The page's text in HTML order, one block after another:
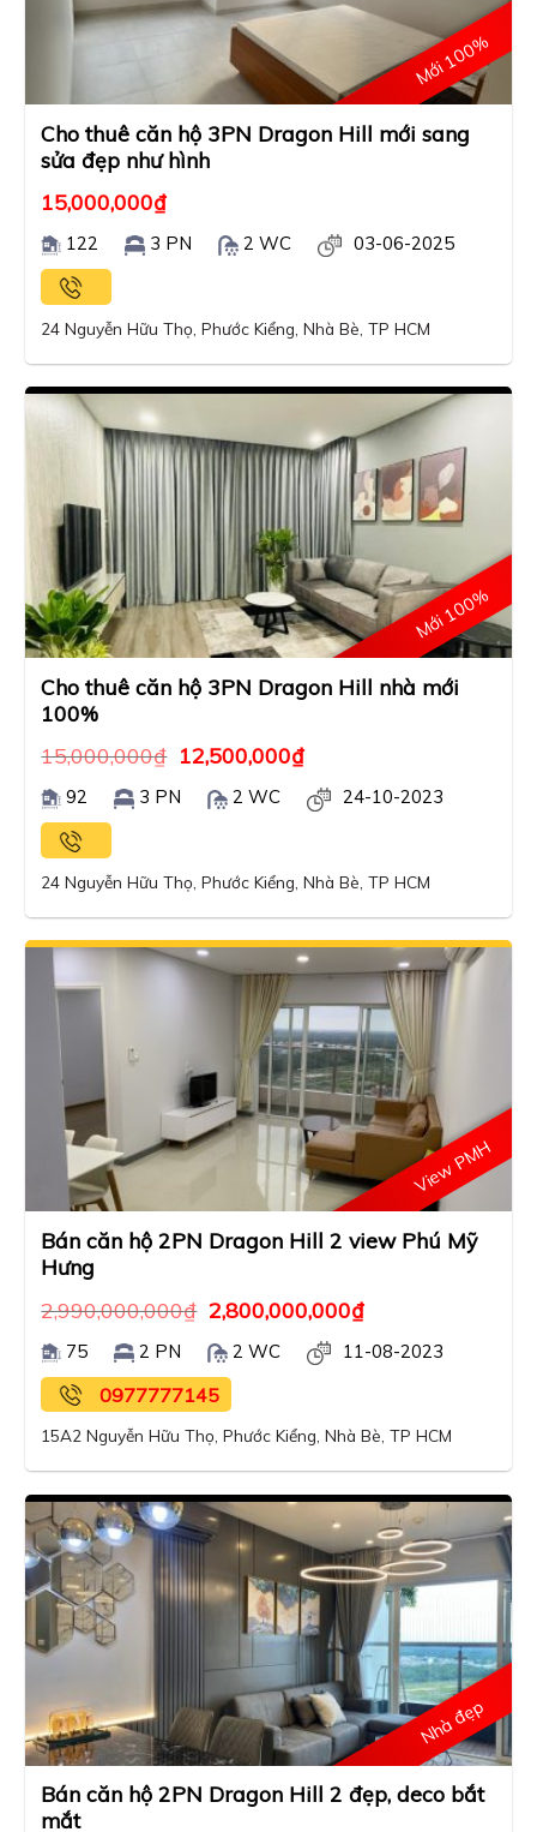
Mới 100%
Cho thuê căn hộ 3PN Dragon Hill mới sang
sửa đẹp như hình
15,000,000₫
122 3 PN 2 WC 03-06-2025
24 Nguyễn Hữu Thọ, Phước Kiểng, Nhà Bè, TP HCM
Mới 100%
Cho thuê căn hộ 3PN Dragon Hill nhà mới
100%
15,000,000₫ 12,500,000₫
92 3 PN 2 WC 24-10-2023
24 Nguyễn Hữu Thọ, Phước Kiểng, Nhà Bè, TP HCM
View PMH
Bán căn hộ 2PN Dragon Hill 2 view Phú Mỹ
Hưng
2,990,000,000₫ 2,800,000,000₫
75 2 PN 2 WC 11-08-2023
0977777145
15A2 Nguyễn Hữu Thọ, Phước Kiểng, Nhà Bè, TP HCM
Nhà đẹp
Bán căn hộ 2PN Dragon Hill 2 đẹp, deco bắt
mắt